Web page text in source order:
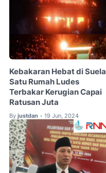
Kebakaran Hebat di
Satu Rumah Ludes
Terbakar Kerugian Capai
Ratusan Juta
By justdan • 19 Jun, 2024